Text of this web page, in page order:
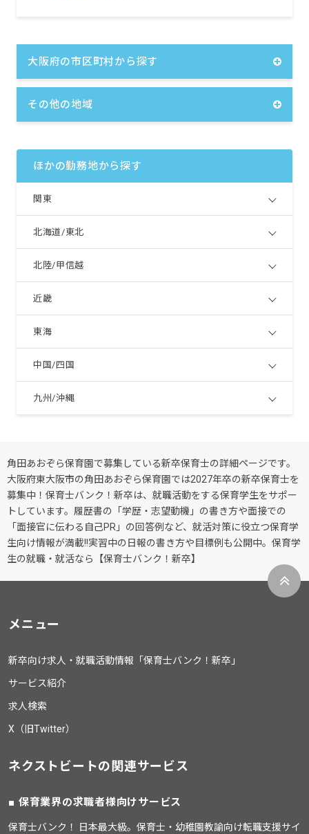
年度末までの予定）
■賞与年3回（7月／12月／3月）昨年実績：計3
24歳／入社2年目／一般職／年収4,324,800円
大阪府の市区町村から探す
その他の地域
ほかの勤務地から探す
関東
北海道/東北
北陸/甲信越
近畿
東海
中国/四国
九州/沖縄
角田あおぞら保育園で募集している新卒保育士の詳細ページです。
大阪府東大阪市の角田あおぞら保育園では2027年卒の新卒保育士を
募集中！保育士バンク！新卒は、就職活動をする保育学生をサポー
トしています。履歴書の「学歴・志望動機」の書き方や面接での
「面接官に伝わる自己PR」の回答例など、就活対策に役立つ保育学
生向け情報が満載!!実習中の日報の書き方や目標例も公開中。保育学
生の就職・就活なら【保育士バンク！新卒】
メニュー
新卒向け求人・就職活動情報「保育士バンク！新卒」
サービス紹介
求人検索
X（旧Twitter）
ネクストビートの関連サービス
保育業界の求職者様向けサービス
保育士バンク！ 日本最大級。保育士・幼稚園教諭向け転職支援サイ